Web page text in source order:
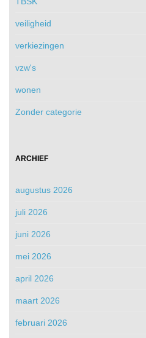
veiligheid
verkiezingen
vzw's
wonen
Zonder categorie
ARCHIEF
augustus 2026
juli 2026
juni 2026
mei 2026
april 2026
maart 2026
februari 2026